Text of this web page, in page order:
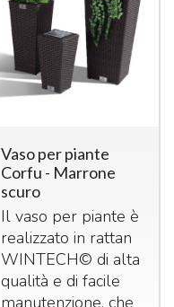
Vaso per piante
Corfu - Marrone
scuro
Il vaso per piante è
realizzato in rattan
WINTECH© di alta
qualità e di facile
manutenzione, che